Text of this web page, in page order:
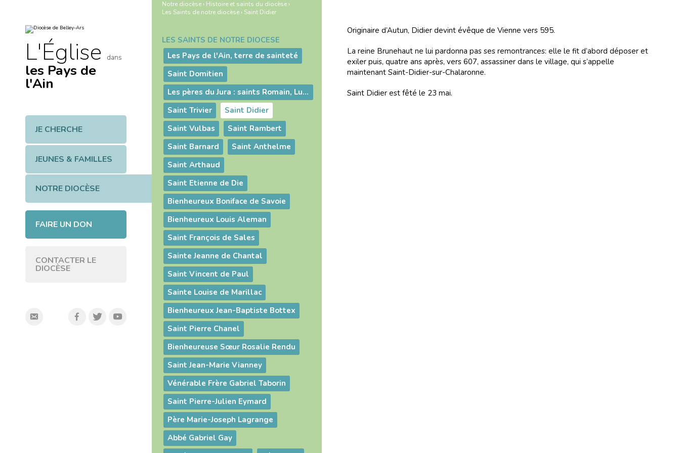
L'Église dans
les Pays de
l'Ain
JE CHERCHE
JEUNES & FAMILLES
NOTRE DIOCÈSE
FAIRE UN DON
CONTACTER LE
DIOCÈSE
Originaire d’Autun, Didier devint évêque de Vienne vers 595.
La reine Brunehaut ne lui pardonna pas ses remontrances: elle le fit d’abord déposer et
exiler puis, quatre ans après, vers 607, assassiner dans le village, qui s’appelle
maintenant Saint-Didier-sur-Chalaronne.
Saint Didier est fêté le 23 mai.
Notre diocèse › Histoire et saints du diocèse ›
Les Saints de notre diocèse › Saint Didier
Navigation
LES SAINTS DE NOTRE DIOCÈSE
Les Pays de l'Ain, terre de sainteté
Saint Domitien
Les pères du Jura : saints Romain, Lupicin et Oyend
Saint Trivier
Saint Didier
Saint Vulbas
Saint Rambert
Saint Barnard
Saint Anthelme
Saint Arthaud
Saint Etienne de Die
Bienheureux Boniface de Savoie
Bienheureux Louis Aleman
Saint François de Sales
Sainte Jeanne de Chantal
Saint Vincent de Paul
Sainte Louise de Marillac
Bienheureux Jean-Baptiste Bottex
Saint Pierre Chanel
Bienheureuse Sœur Rosalie Rendu
Saint Jean-Marie Vianney
Vénérable Frère Gabriel Taborin
Saint Pierre-Julien Eymard
Père Marie-Joseph Lagrange
Abbé Gabriel Gay